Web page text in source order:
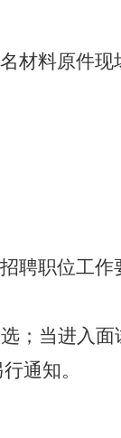
材料原件现
聘职位工作
；当进入面
通知。